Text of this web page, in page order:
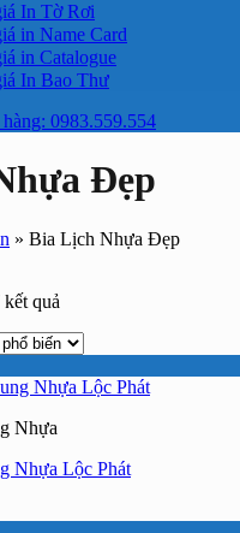
In Tờ Rơi
in Name Card
in Catalogue
In Bao Thư
0983.559.554
Đẹp
» Bia Lịch Nhựa Đẹp
quả
xếp
mức
Nhựa
Nhựa Lộc Phát